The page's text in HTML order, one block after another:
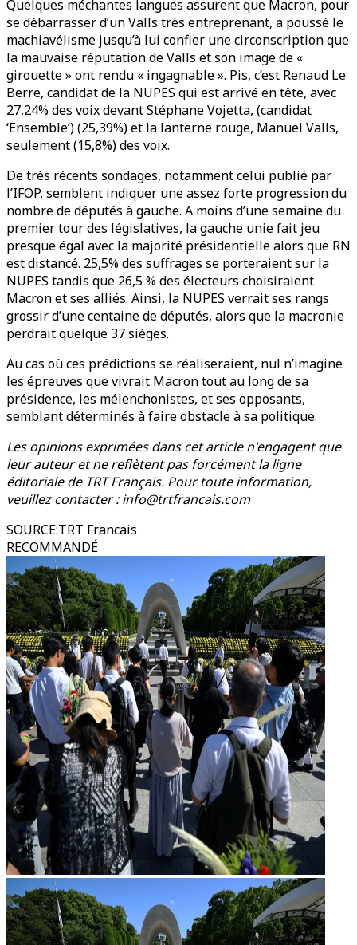
Quelques méchantes langues assurent que Macron, pour
se débarrasser d’un Valls très entreprenant, a poussé le
machiavélisme jusqu’à lui confier une circonscription que
la mauvaise réputation de Valls et son image de «
girouette » ont rendu « ingagnable ». Pis, c’est Renaud Le
Berre, candidat de la NUPES qui est arrivé en tête, avec
27,24% des voix devant Stéphane Vojetta, (candidat
‘Ensemble’) (25,39%) et la lanterne rouge, Manuel Valls,
seulement (15,8%) des voix.
De très récents sondages, notamment celui publié par
l’IFOP, semblent indiquer une assez forte progression du
nombre de députés à gauche. A moins d’une semaine du
premier tour des législatives, la gauche unie fait jeu
presque égal avec la majorité présidentielle alors que RN
est distancé. 25,5% des suffrages se porteraient sur la
NUPES tandis que 26,5 % des électeurs choisiraient
Macron et ses alliés. Ainsi, la NUPES verrait ses rangs
grossir d’une centaine de députés, alors que la macronie
perdrait quelque 37 sièges.
Au cas où ces prédictions se réaliseraient, nul n’imagine
les épreuves que vivrait Macron tout au long de sa
présidence, les mélenchonistes, et ses opposants,
semblant déterminés à faire obstacle à sa politique.
Les opinions exprimées dans cet article n'engagent que
leur auteur et ne reflètent pas forcément la ligne
éditoriale de TRT Français. Pour toute information,
veuillez contacter : info@trtfrancais.com
SOURCE:TRT Francais
RECOMMANDÉ